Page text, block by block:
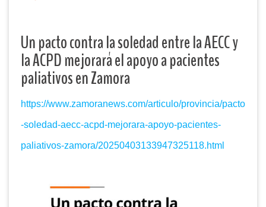
Un pacto contra la soledad entre la AECC y
la ACPD mejorará el apoyo a pacientes
paliativos en Zamora
https://www.zamoranews.com/articulo/provincia/pacto
-soledad-aecc-acpd-mejorara-apoyo-pacientes-
paliativos-zamora/20250403133947325118.html